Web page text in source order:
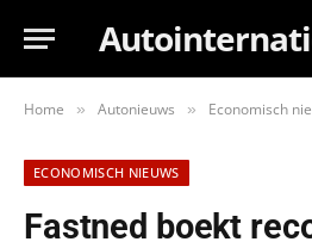
Home » Autonieuws » Economisch
ECONOMISCH NIEUWS
Fastned boekt